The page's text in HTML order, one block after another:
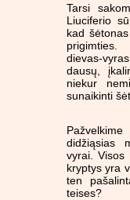
Tarsi
Liuciferio
kad
dievas-
dausų,
niekur
sunaikinti
didžiąsias
vyrai. Visos
kryptys yra
ten
teises?